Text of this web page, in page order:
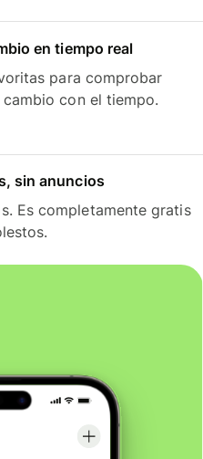
en tiempo real
para comprobar
con el tiempo.
sin anuncios
Es completamente gratis